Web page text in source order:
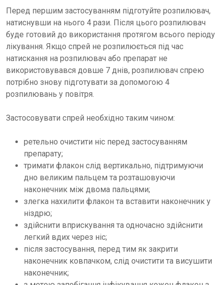
Перед першим застосуванням підготуйте розпилювач,
натиснувши на нього 4 рази. Після цього розпилювач
буде готовий до використання протягом всього періоду
лікування. Якщо спрей не розпилюється під час
натискання на розпилювач або препарат не
використовувався довше 7 днів, розпилювач спрею
потрібно знову підготувати за допомогою 4
розпилювань у повітря.
Застосовувати спрей необхідно таким чином:
ретельно очистити ніс перед застосуванням
препарату;
тримати флакон слід вертикально, підтримуючи
дно великим пальцем та розташовуючи
наконечник між двома пальцями;
злегка нахилити флакон та вставити наконечник у
ніздрю;
здійснити вприскування та одночасно здійснити
легкий вдих через ніс;
після застосування, перед тим як закрити
наконечник ковпачком, слід очистити та висушити
наконечник;